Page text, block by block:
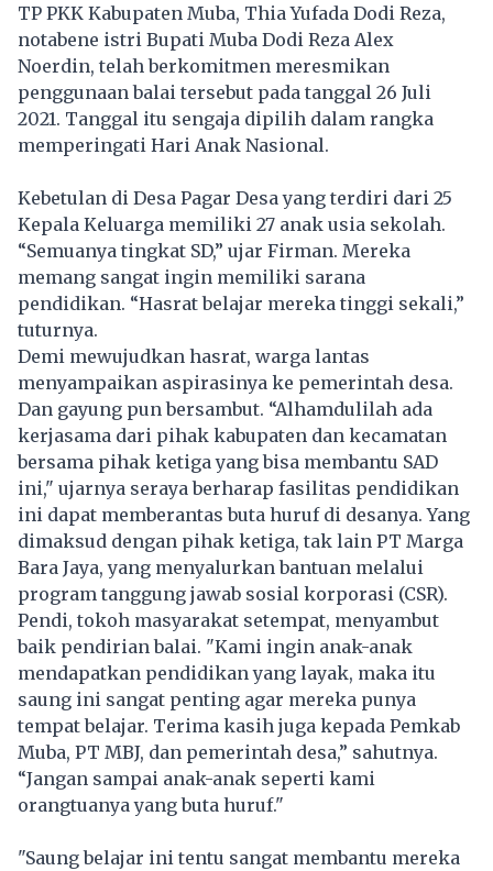
TP PKK Kabupaten Muba, Thia Yufada Dodi Reza,
notabene istri Bupati Muba Dodi Reza Alex
Noerdin, telah berkomitmen meresmikan
penggunaan balai tersebut pada tanggal 26 Juli
2021. Tanggal itu sengaja dipilih dalam rangka
memperingati Hari Anak Nasional.
Kebetulan di Desa Pagar Desa yang terdiri dari 25
Kepala Keluarga memiliki 27 anak usia sekolah.
“Semuanya tingkat SD,” ujar Firman. Mereka
memang sangat ingin memiliki sarana
pendidikan. “Hasrat belajar mereka tinggi sekali,”
tuturnya.
Demi mewujudkan hasrat, warga lantas
menyampaikan aspirasinya ke pemerintah desa.
Dan gayung pun bersambut. “Alhamdulilah ada
kerjasama dari pihak kabupaten dan kecamatan
bersama pihak ketiga yang bisa membantu SAD
ini," ujarnya seraya berharap fasilitas pendidikan
ini dapat memberantas buta huruf di desanya. Yang
dimaksud dengan pihak ketiga, tak lain PT Marga
Bara Jaya, yang menyalurkan bantuan melalui
program tanggung jawab sosial korporasi (CSR).
Pendi, tokoh masyarakat setempat, menyambut
baik pendirian balai. "Kami ingin anak-anak
mendapatkan pendidikan yang layak, maka itu
saung ini sangat penting agar mereka punya
tempat belajar. Terima kasih juga kepada Pemkab
Muba, PT MBJ, dan pemerintah desa,” sahutnya.
“Jangan sampai anak-anak seperti kami
orangtuanya yang buta huruf."
"Saung belajar ini tentu sangat membantu mereka